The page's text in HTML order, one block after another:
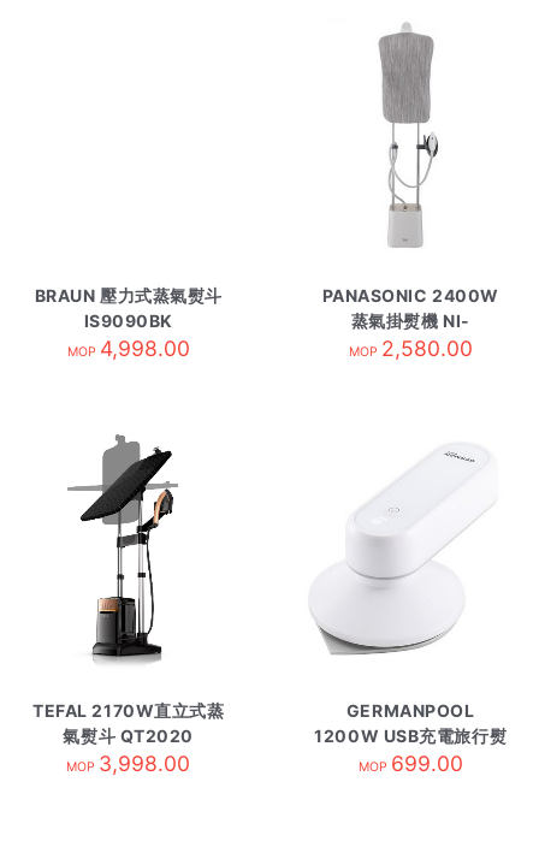
BRAUN 壓力式蒸氣熨斗
IS9090BK
MOP 4,998.00
PANASONIC 2400W
蒸氣掛熨機 NI-
GWF150
MOP 2,580.00
TEFAL 2170W直立式蒸
氣熨斗 QT2020
MOP 3,998.00
GERMANPOOL
1200W USB充電旅行熨
斗 IRT-16
MOP 699.00